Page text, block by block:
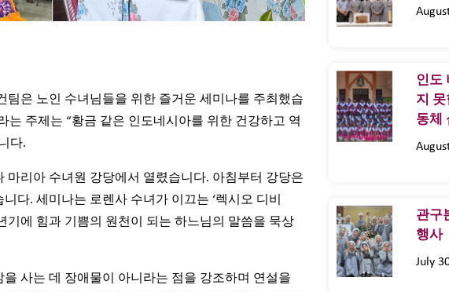
은 노인 수녀님들을 위한 즐거운 세미나를 주최했습
는 주제는 “황금 같은 인도네시아를 위한 건강하고 역
다.
마리아 수녀원 강당에서 열렸습니다. 아침부터 강당은
다. 세미나는 로렌사 수녀가 이끄는 ‘렉시오 디비
기에 힘과 기쁨의 원천이 되는 하느님의 말씀을 묵상
사는 데 장애물이 아니라는 점을 강조하며 연설을
인도
지
동체
관구
행사
July